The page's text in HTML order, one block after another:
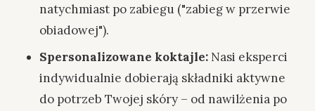
natychmiast po zabiegu ("zabieg w przerwie
obiadowej").
Spersonalizowane koktajle: Nasi eksperci
indywidualnie dobierają składniki aktywne
do potrzeb Twojej skóry – od nawilżenia po